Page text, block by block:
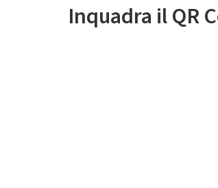
Inquadra il QR